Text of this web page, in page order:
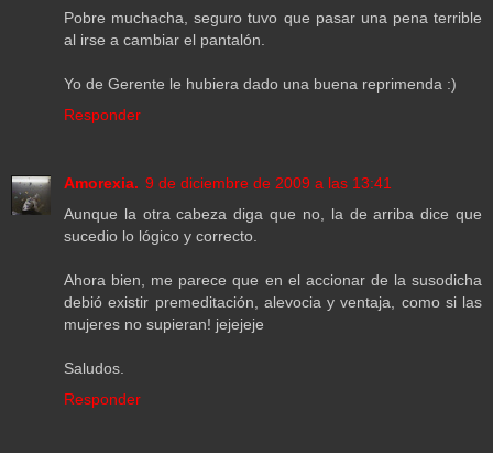
Pobre muchacha, seguro tuvo que pasar una pena terrible
al irse a cambiar el pantalón.
Yo de Gerente le hubiera dado una buena reprimenda :)
Responder
Amorexia. 9 de diciembre de 2009 a las 13:41
Aunque la otra cabeza diga que no, la de arriba dice que
sucedio lo lógico y correcto.
Ahora bien, me parece que en el accionar de la susodicha
debió existir premeditación, alevocia y ventaja, como si las
mujeres no supieran! jejejeje
Saludos.
Responder